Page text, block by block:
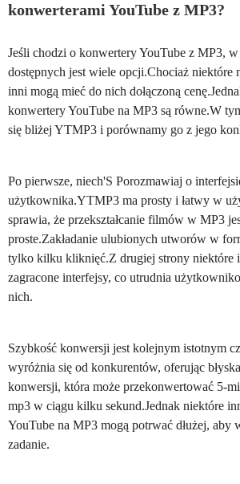
konwerterami YouTube z MP3?
Jeśli chodzi o konwertery YouTube z MP3,
dostępnych jest wiele opcji.Chociaż niektóre
inni mogą mieć do nich dołączoną
konwertery YouTube na MP3 są równe.W
się bliżej YTMP3 i porównamy go z jego
Po pierwsze, niech'S Porozmawiaj o
użytkownika.YTMP3 ma prosty i łatwy w
sprawia, że przekształcanie filmów w MP3
proste.Zakładanie ulubionych utworów w
tylko kilku kliknięć.Z drugiej strony niektóre
zagracone interfejsy, co utrudnia
nich.
Szybkość konwersji jest kolejnym istotnym
wyróżnia się od konkurentów, oferując
konwersji, która może przekonwertować 5-
mp3 w ciągu kilku sekund.Jednak niektóre
YouTube na MP3 mogą potrwać dłużej, aby
zadanie.